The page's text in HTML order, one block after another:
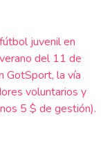
juvenil en
del 11 de
GotSport, la vía
voluntarios y
5 $ de gestión).